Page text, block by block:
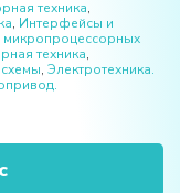
техника,
, Интерфейсы и
микропроцессорных
техника,
, Электротехника.